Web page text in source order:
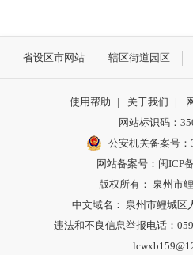
省设区市网站 辖区街道园区
使用帮助 | 关于我们 |
网站标识码：
公安机关备案号：
网站备案号：闽ICP
版权所有： 泉州市
中文域名： 泉州市鲤城区
违法和不良信息举报电话：